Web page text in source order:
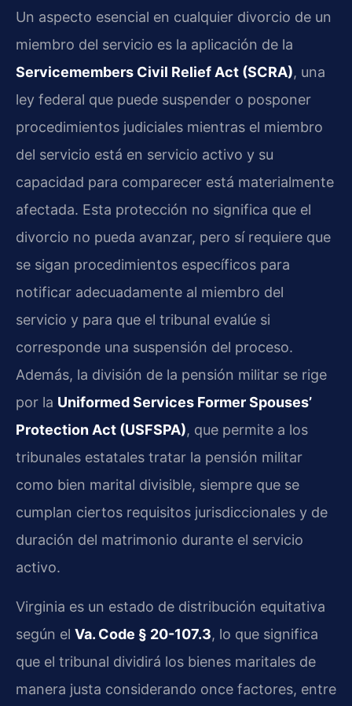
Un aspecto esencial en cualquier divorcio de un
miembro del servicio es la aplicación de la
Servicemembers Civil Relief Act (SCRA), una
ley federal que puede suspender o posponer
procedimientos judiciales mientras el miembro
del servicio está en servicio activo y su
capacidad para comparecer está materialmente
afectada. Esta protección no significa que el
divorcio no pueda avanzar, pero sí requiere que
se sigan procedimientos específicos para
notificar adecuadamente al miembro del
servicio y para que el tribunal evalúe si
corresponde una suspensión del proceso.
Además, la división de la pensión militar se rige
por la Uniformed Services Former Spouses’
Protection Act (USFSPA), que permite a los
tribunales estatales tratar la pensión militar
como bien marital divisible, siempre que se
cumplan ciertos requisitos jurisdiccionales y de
duración del matrimonio durante el servicio
activo.
Virginia es un estado de distribución equitativa
según el Va. Code § 20-107.3, lo que significa
que el tribunal dividirá los bienes maritales de
manera justa considerando once factores, entre